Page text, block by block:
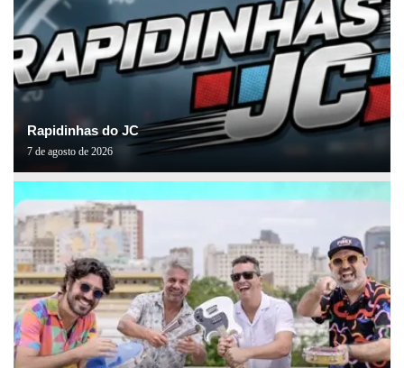
Rapidinhas do JC
7 de agosto de 2026